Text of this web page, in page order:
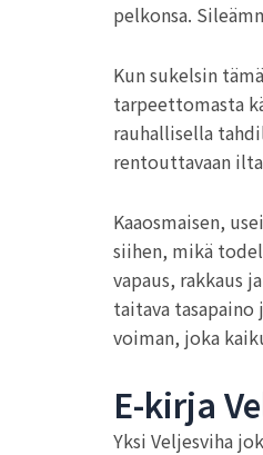
pelkonsa.
Kun sukelsin
tarpeettomasta
rauhallisella
rentouttavaan
Kaaosmaisen,
siihen, mikä
vapaus, rakkaus
taitava
voiman, joka
E-kirja
Yksi Veljesviha